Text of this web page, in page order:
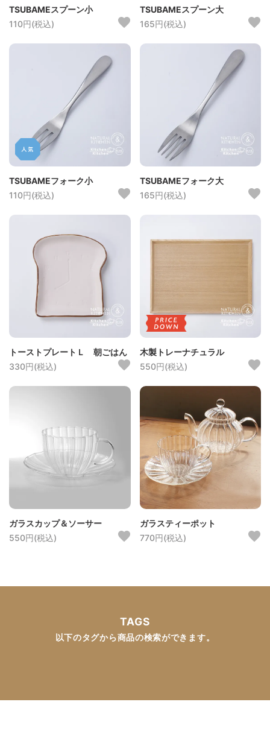
TSUBAMEスプーン小
110円(税込)
TSUBAMEスプーン大
165円(税込)
TSUBAMEフォーク小
110円(税込)
TSUBAMEフォーク大
165円(税込)
トーストプレートＬ 朝ごはん
330円(税込)
木製トレーナチュラル
550円(税込)
ガラスカップ＆ソーサー
550円(税込)
ガラスティーポット
770円(税込)
TAGS
以下のタグから商品の検索ができます。